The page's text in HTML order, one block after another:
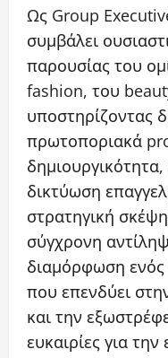
Ως Group
συμβάλει
παρουσίας του
fashion, του
υποστηρίζοντας
πρωτοποριακά
δικτύωση
στρατηγική
σύγχρονη
διαμόρφωση
που επενδύει
και την
ευκαιρίες για